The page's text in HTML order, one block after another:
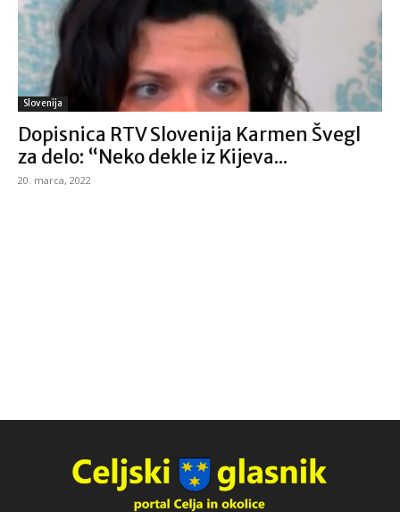
Slovenija
Dopisnica RTV Slovenija Karmen Švegl
za delo: “Neko dekle iz Kijeva...
20. marca, 2022